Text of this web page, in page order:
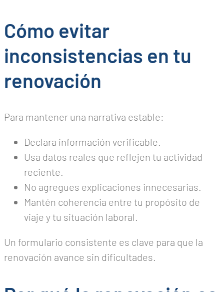
Cómo evitar
inconsistencias en tu
renovación
Para mantener una narrativa estable:
Declara información verificable.
Usa datos reales que reflejen tu actividad
reciente.
No agregues explicaciones innecesarias.
Mantén coherencia entre tu propósito de
viaje y tu situación laboral.
Un formulario consistente es clave para que la
renovación avance sin dificultades.